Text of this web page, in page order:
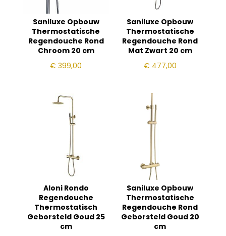
Saniluxe Opbouw
Thermostatische
Regendouche Rond
Chroom 20 cm
€ 399,00
Saniluxe Opbouw
Thermostatische
Regendouche Rond
Mat Zwart 20 cm
€ 477,00
Aloni Rondo
Regendouche
Thermostatisch
Geborsteld Goud 25
cm
Saniluxe Opbouw
Thermostatische
Regendouche Rond
Geborsteld Goud 20
cm